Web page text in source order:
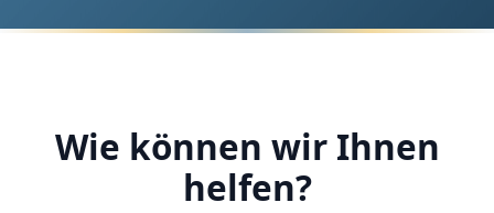
Wie können wir Ihnen
helfen?